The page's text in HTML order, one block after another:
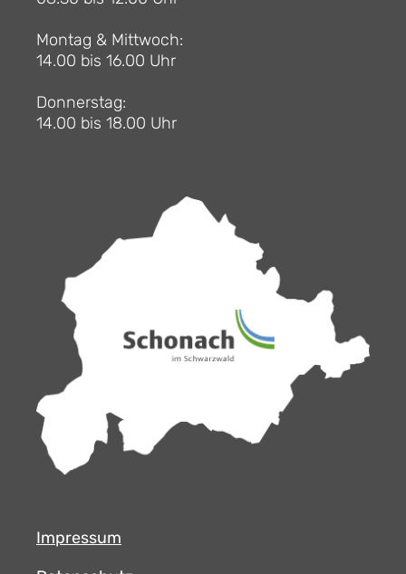
Montag & Mittwoch:
14.00 bis 16.00 Uhr
Donnerstag:
14.00 bis 18.00 Uhr
Impressum